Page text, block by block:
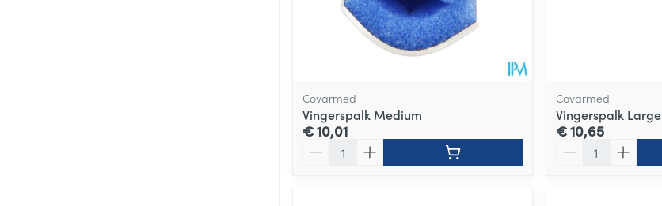
Covarmed
Vingerspalk Medium
€ 10,01
Covarmed
Vingerspalk Large
€ 10,65